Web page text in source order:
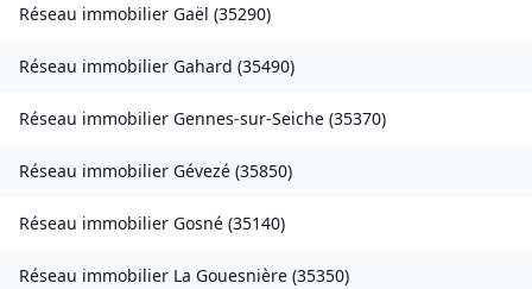
Réseau immobilier Gaël (35290)
Réseau immobilier Gahard (35490)
Réseau immobilier Gennes-sur-Seiche (35370)
Réseau immobilier Gévezé (35850)
Réseau immobilier Gosné (35140)
Réseau immobilier La Gouesnière (35350)